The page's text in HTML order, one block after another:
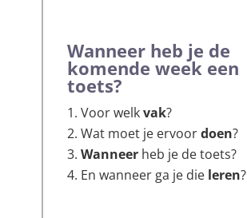
Wanneer heb je de
komende week een
toets?
Voor welkvak?
Wat moet je ervoordoen?
Wanneer heb je de toets?
En wanneer ga je die leren?